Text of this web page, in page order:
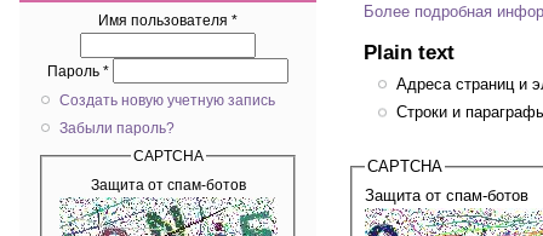
Имя пользователя *
Пароль *
Создать новую учетную запись
Забыли пароль?
CAPTCHA
Защита от спам-ботов
Более подробная
Plain text
Адреса страниц и
Строки и
CAPTCHA
Защита от спам-ботов